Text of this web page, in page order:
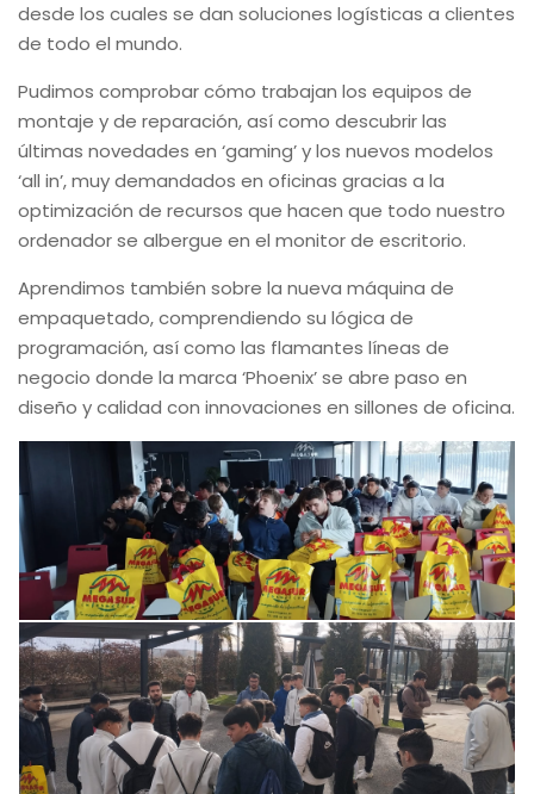
desde los cuales se dan soluciones logísticas a clientes
de todo el mundo.
Pudimos comprobar cómo trabajan los equipos de
montaje y de reparación, así como descubrir las
últimas novedades en ‘gaming’ y los nuevos modelos
‘all in’, muy demandados en oficinas gracias a la
optimización de recursos que hacen que todo nuestro
ordenador se albergue en el monitor de escritorio.
Aprendimos también sobre la nueva máquina de
empaquetado, comprendiendo su lógica de
programación, así como las flamantes líneas de
negocio donde la marca ‘Phoenix’ se abre paso en
diseño y calidad con innovaciones en sillones de oficina.